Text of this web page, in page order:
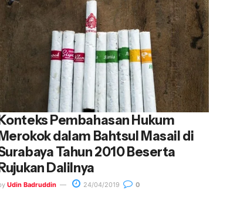
Pembahasan Hukum
dalam Bahtsul Masail di
Tahun 2010 Beserta
Dalilnya
Udin Badruddin 24/04/2019 0